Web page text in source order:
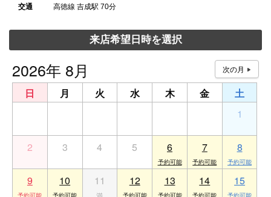
交通
高徳線 吉成駅 70分
来店希望日時を選択
2026年 8月
日 月 火 水 木 金
土
1
2 3 4 5 6 7 8
9 10 11 12 13 14 15